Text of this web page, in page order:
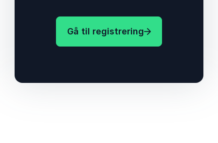
Gå til registrering